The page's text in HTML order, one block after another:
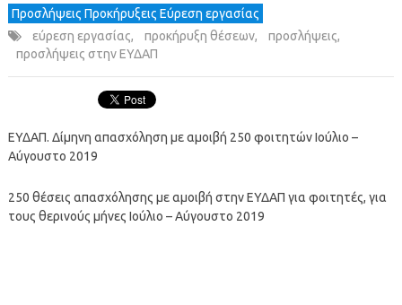
Προσλήψεις Προκήρυξεις Εύρεση εργασίας
εύρεση εργασίας, προκήρυξη θέσεων, προσλήψεις,
προσλήψεις στην ΕΥΔΑΠ
ΕΥΔΑΠ. Δίμηνη απασχόληση με αμοιβή 250 φοιτητών Ιούλιο –
Αύγουστο 2019
250 θέσεις απασχόλησης με αμοιβή στην ΕΥΔΑΠ για φοιτητές, για
τους θερινούς μήνες Ιούλιο – Αύγουστο 2019